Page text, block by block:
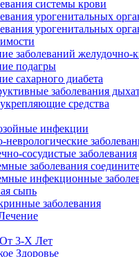
системы крови
урогенитальных
урогенитальных
заболеваний желудочно-
подагры
сахарного диабета
заболевания
средства
инфекции
неврологические
сосудистые заболевания
заболевания
инфекционные
сыпь
заболевания
3-Х Лет
Здоровье